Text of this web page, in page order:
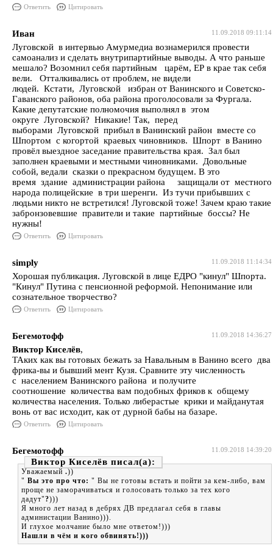
Ответить Цитировать
11.09.2018 09:11:14
Иван
Луговской в интервью Амурмедиа вознамерился провести
самоанализ и сделать внутрипартийные выводы. А что раньше
мешало? Возомнил себя партийным царём, ЕР в крае так себя
вели. Отталкивались от проблем, не видели
людей. Кстати, Луговской избран от Ванинского и Советско-
Гаванского районов, оба района проголосовали за Фургала.
Какие депутатские полномочия выполнял в этом
округе Луговской? Никакие! Так, перед
выборами Луговской прибыл в Ванинский район вместе со
Шпортом с когортой краевых чиновников. Шпорт в Ванино
провёл выездное заседание правительства края. Зал был
заполнен краевыми и местными чиновниками. Довольные
собой, ведали сказки о прекрасном будущем. В это
время здание администрации района защищали от местного
народа полицейские в три шеренги. Из тучи прибывших с
людьми никто не встретился! Луговской тоже! Зачем краю такие
забронзовевшие правители и такие партийные боссы? Не
нужны!
Ответить Цитировать
11.09.2018 11:14:34
simply
Хорошая публикация. Луговской в лице ЕДРО "кинул" Шпорта.
"Кинул" Путина с пенсионной реформой. Непонимание или
сознательное творчество?
Ответить Цитировать
11.09.2018 14:36:27
Бегемотофф
Виктор Киселёв,
ТАких как вы готовых бежать за Навальным в Ванино всего два
фрика-вы и бывший мент Кузя. Сравните эту численность
с населением Ванинского района и получите
соотношение количества вам подобных фриков к общему
количества населения. Только либерастые крики и майданутая
вонь от вас исходит, как от дурной бабы на базаре.
Ответить Цитировать
11.09.2018 14:39:20
Бегемотофф
Виктор Киселёв
Уважаемый .))
" Вы это про что: " Вы не готовы встать и пойти за кем-либо, вам
проще не заморачиваться и голосовать только за тех кого
дадут"?)))
Я много лет назад в дебрях ДВ предлагал себя в главы
администации Ванино))).
И глухое молчание было мне ответом!)))
Нашли в чём и кого обвинять!)))